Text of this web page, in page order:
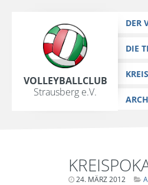
springen
Volleyballclub
Strausberg e.V.
DER
DIE
24. MÄRZ 2012